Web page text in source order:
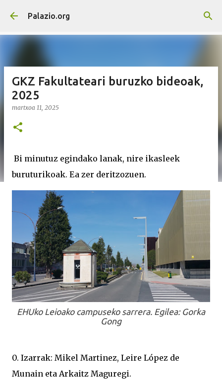
Saltatu eta joan eduki nagusira
Palazio.org
GKZ Fakultateari buruzko bideoak,
2025
martxoa 11, 2025
Bi minutuz egindako lanak, nire ikasleek
buruturikoak. Ea zer deritzozuen.
EHUko Leioako campuseko sarrera. Egilea: Gorka
Gong
0. Izarrak: Mikel Martinez, Leire López de
Munain eta Arkaitz Maguregi.